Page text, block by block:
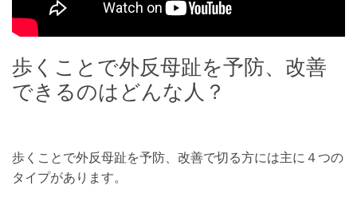
歩くことで外反母趾を予防、改善
できるのはどんな人？
歩くことで外反母趾を予防、改善で切る方には主に４つの
タイプがあります。